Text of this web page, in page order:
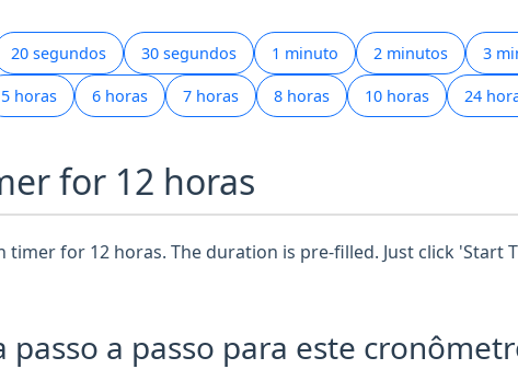
20 segundos 30 segundos 1 minuto 2 minutos 3
5 horas 6 horas 7 horas 8 horas 10 horas 24
for 12 horas
for 12 horas. The duration is pre-filled. Just click 'Start
passo a passo para este